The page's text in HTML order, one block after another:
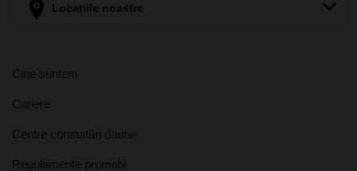
Locațiile noastre
Cine suntem
Cariere
Centre constatări daune
Regulamente promotii